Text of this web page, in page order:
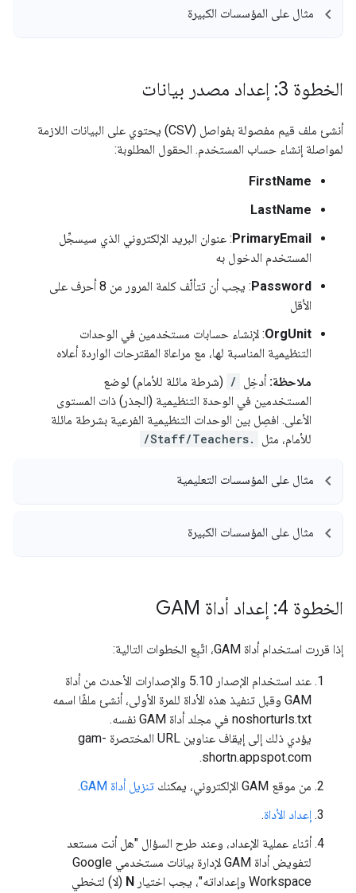
مثال على المؤسسات الكبيرة
الخطوة 3: إعداد مصدر بيانات
أنشئ ملف قيم مفصولة بفواصل (CSV) يحتوي على البيانات اللازمة
لمواصلة إنشاء حساب المستخدم. الحقول المطلوبة:
FirstName
LastName
PrimaryEmail: عنوان البريد الإلكتروني الذي سيسجِّل
المستخدم الدخول به
Password
: يجب أن تتألّف كلمة المرور من 8 أحرف على
الأقل
OrgUnit: لإنشاء حسابات مستخدمين في الوحدات
التنظيمية المناسبة لها، مع مراعاة المقترحات الواردة أعلاه
ملاحظة: أدخِل / (شرطة مائلة للأمام) لوضع
المستخدمين في الوحدة التنظيمية (الجذر) ذات المستوى
الأعلى. افصِل بين الوحدات التنظيمية الفرعية بشرطة مائلة
للأمام، مثل
/Staff/Teachers.
مثال على المؤسسات التعليمية
مثال على المؤسسات الكبيرة
الخطوة 4: إعداد أداة GAM
إذا قررت استخدام أداة GAM، اتّبِع الخطوات التالية:
عند استخدام الإصدار 5.10 والإصدارات الأحدث من أداة
GAM وقبل تنفيذ هذه الأداة للمرة الأولى، أنشئ ملفًا اسمه
noshorturls.txt في مجلد أداة GAM نفسه.
يؤدي ذلك إلى إيقاف عناوين URL المختصرة gam-
shortn.appspot.com.
من موقع GAM الإلكتروني، يمكنك
تنزيل أداة GAM
.
إعداد الأداة.
أثناء عملية الإعداد، وعند طرح السؤال "هل أنت مستعد
لتفويض أداة GAM لإدارة بيانات مستخدمي Google
Workspace وإعداداته"، يجب اختيار
N (لا) لتخطي